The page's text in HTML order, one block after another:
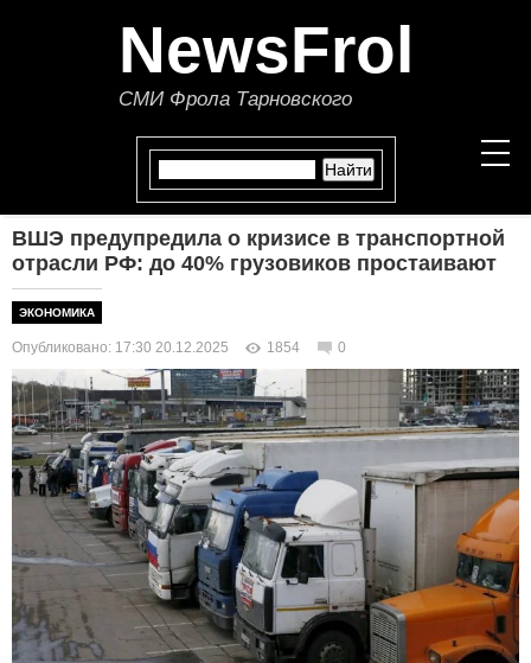
NewsFrol
СМИ Фрола Тарновского
НОВОСТИ
ПОЛИТИКА
ЭКОНОМИКА
В МИРЕ
ОБЩЕСТВО
КУЛЬТУРА
НАУКА
ВШЭ предупредила о кризисе в транспортной
отрасли РФ: до 40% грузовиков простаивают
ЭКОНОМИКА
Опубликовано: 17:30 20.12.2025 1854 0